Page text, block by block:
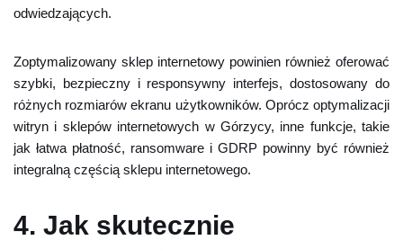
odwiedzających.
Zoptymalizowany sklep internetowy powinien również oferować
szybki, bezpieczny i responsywny interfejs, dostosowany do
różnych rozmiarów ekranu użytkowników. Oprócz optymalizacji
witryn i sklepów internetowych w Górzycy, inne funkcje, takie
jak łatwa płatność, ransomware i GDRP powinny być również
integralną częścią sklepu internetowego.
4. Jak skutecznie